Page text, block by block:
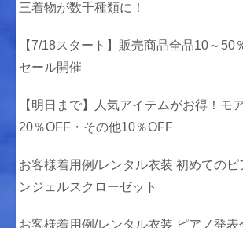
三着物が数千種類に！
【7/18スタート】販売商品全品10～50
セール開催
【明日まで】人気アイテムがお得！モ
20％OFF・その他10％OFF
お客様着用例/レンタル衣装 初めての
ンジェルスクローゼット
お客様着用例/レンタル衣装 ピアノ発